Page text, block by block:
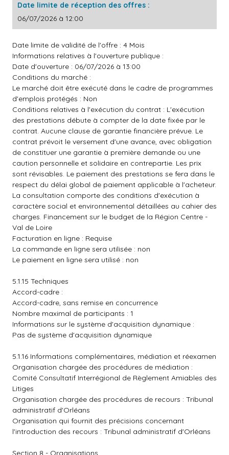
Date limite de réception des offres :
06/07/2026 à 12:00
Date limite de validité de l'offre : 4 Mois
Informations relatives à l'ouverture publique :
Date d'ouverture : 06/07/2026 à 13:00
Conditions du marché :
Le marché doit être exécuté dans le cadre de programmes
d'emplois protégés : Non
Conditions relatives à l'exécution du contrat : L'exécution
des prestations débute à compter de la date fixée par le
contrat. Aucune clause de garantie financière prévue. Le
contrat prévoit le versement d'une avance, avec obligation
de constituer une garantie à première demande ou une
caution personnelle et solidaire en contrepartie. Les prix
sont révisables. Le paiement des prestations se fera dans le
respect du délai global de paiement applicable à l'acheteur.
La consultation comporte des conditions d'exécution à
caractère social et environnemental détaillées au cahier des
charges. Financement sur le budget de la Région Centre -
Val de Loire
Facturation en ligne : Requise
La commande en ligne sera utilisée : non
Le paiement en ligne sera utilisé : non
5.1.15 Techniques
Accord-cadre :
Accord-cadre, sans remise en concurrence
Nombre maximal de participants : 1
Informations sur le système d'acquisition dynamique :
Pas de système d'acquisition dynamique
5.1.16 Informations complémentaires, médiation et réexamen
Organisation chargée des procédures de médiation :
Comité Consultatif Interrégional de Règlement Amiables des
Litiges
Organisation chargée des procédures de recours : Tribunal
administratif d'Orléans
Organisation qui fournit des précisions concernant
l'introduction des recours : Tribunal administratif d'Orléans
Section 8 - Organisations